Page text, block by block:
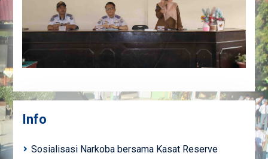
Info
Sosialisasi Narkoba bersama Kasat Reserve